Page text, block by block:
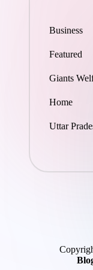
Business
Featured
Giants
Home
Uttar